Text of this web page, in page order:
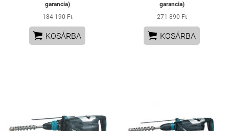
garancia)
184 190 Ft
 KOSÁRBA
garancia)
271 890 Ft
 KOSÁRBA